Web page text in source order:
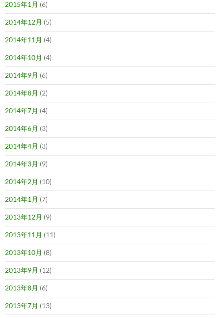
2015年1月 (6)
2014年12月 (5)
2014年11月 (4)
2014年10月 (4)
2014年9月 (6)
2014年8月 (2)
2014年7月 (4)
2014年6月 (3)
2014年4月 (3)
2014年3月 (9)
2014年2月 (10)
2014年1月 (7)
2013年12月 (9)
2013年11月 (11)
2013年10月 (8)
2013年9月 (12)
2013年8月 (6)
2013年7月 (13)